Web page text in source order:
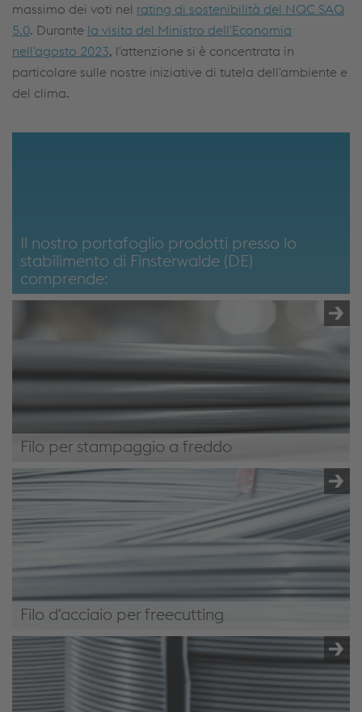
massimo dei voti nel rating di sostenibilità del NQC SAQ
5.0. Durante la visita del Ministro dell'Economia
nell'agosto 2023, l'attenzione si è concentrata in
particolare sulle nostre iniziative di tutela dell'ambiente e
del clima.
Il nostro portafoglio prodotti presso lo
stabilimento di Finsterwalde (DE)
comprende:
Filo per stampaggio a freddo
Filo per stampaggio a freddo
Filo d'acciaio per freecutting
Filo in acciaio automatico